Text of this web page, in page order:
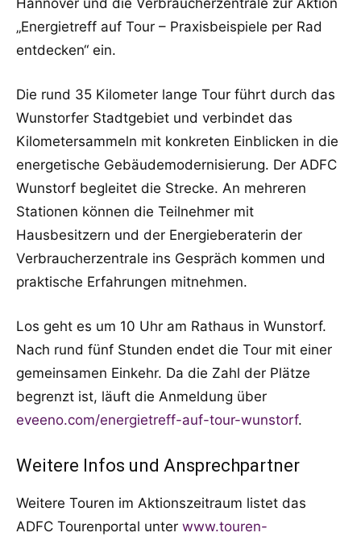
Hannover und die Verbraucherzentrale zur Aktion
„Energietreff auf Tour – Praxisbeispiele per Rad
entdecken“ ein.
Die rund 35 Kilometer lange Tour führt durch das
Wunstorfer Stadtgebiet und verbindet das
Kilometersammeln mit konkreten Einblicken in die
energetische Gebäudemodernisierung. Der ADFC
Wunstorf begleitet die Strecke. An mehreren
Stationen können die Teilnehmer mit
Hausbesitzern und der Energieberaterin der
Verbraucherzentrale ins Gespräch kommen und
praktische Erfahrungen mitnehmen.
Los geht es um 10 Uhr am Rathaus in Wunstorf.
Nach rund fünf Stunden endet die Tour mit einer
gemeinsamen Einkehr. Da die Zahl der Plätze
begrenzt ist, läuft die Anmeldung über
eveeno.com/energietreff-auf-tour-wunstorf.
Weitere Infos und Ansprechpartner
Weitere Touren im Aktionszeitraum listet das
ADFC Tourenportal unter www.touren-